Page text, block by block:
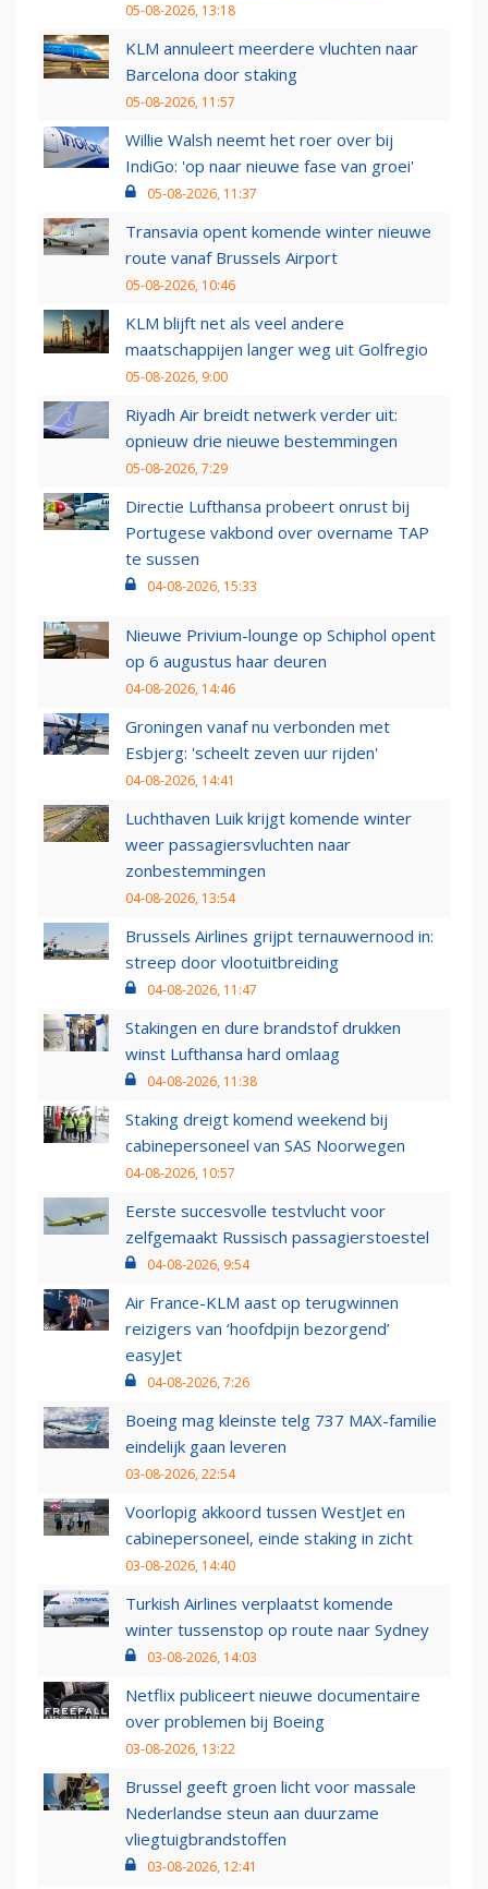
05-08-2026, 13:18
KLM annuleert meerdere vluchten naar
Barcelona door staking
05-08-2026, 11:57
Willie Walsh neemt het roer over bij
IndiGo: 'op naar nieuwe fase van groei'
05-08-2026, 11:37
Transavia opent komende winter nieuwe
route vanaf Brussels Airport
05-08-2026, 10:46
KLM blijft net als veel andere
maatschappijen langer weg uit Golfregio
05-08-2026, 9:00
Riyadh Air breidt netwerk verder uit:
opnieuw drie nieuwe bestemmingen
05-08-2026, 7:29
Directie Lufthansa probeert onrust bij
Portugese vakbond over overname TAP
te sussen
04-08-2026, 15:33
Nieuwe Privium-lounge op Schiphol opent
op 6 augustus haar deuren
04-08-2026, 14:46
Groningen vanaf nu verbonden met
Esbjerg: 'scheelt zeven uur rijden'
04-08-2026, 14:41
Luchthaven Luik krijgt komende winter
weer passagiersvluchten naar
zonbestemmingen
04-08-2026, 13:54
Brussels Airlines grijpt ternauwernood in:
streep door vlootuitbreiding
04-08-2026, 11:47
Stakingen en dure brandstof drukken
winst Lufthansa hard omlaag
04-08-2026, 11:38
Staking dreigt komend weekend bij
cabinepersoneel van SAS Noorwegen
04-08-2026, 10:57
Eerste succesvolle testvlucht voor
zelfgemaakt Russisch passagierstoestel
04-08-2026, 9:54
Air France-KLM aast op terugwinnen
reizigers van ‘hoofdpijn bezorgend’
easyJet
04-08-2026, 7:26
Boeing mag kleinste telg 737 MAX-familie
eindelijk gaan leveren
03-08-2026, 22:54
Voorlopig akkoord tussen WestJet en
cabinepersoneel, einde staking in zicht
03-08-2026, 14:40
Turkish Airlines verplaatst komende
winter tussenstop op route naar Sydney
03-08-2026, 14:03
Netflix publiceert nieuwe documentaire
over problemen bij Boeing
03-08-2026, 13:22
Brussel geeft groen licht voor massale
Nederlandse steun aan duurzame
vliegtuigbrandstoffen
03-08-2026, 12:41